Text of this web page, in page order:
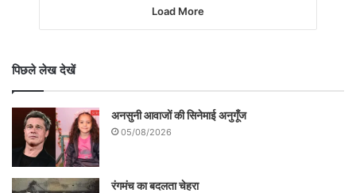
Load More
पिछले लेख देखें
अनसुनी आवाजों की सिनेमाई अनुगूँज
05/08/2026
रंगमंच का बदलता चेहरा